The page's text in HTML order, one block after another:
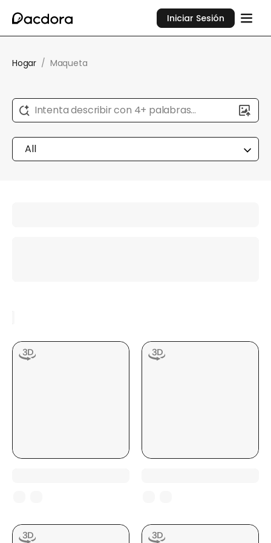
Iniciar Sesión
Hogar / Maqueta
Intenta describir con 4+ palabras...
All